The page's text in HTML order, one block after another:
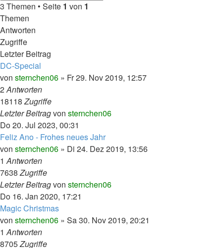
3 Themen • Seite 1 von 1
Themen
Antworten
Zugriffe
Letzter Beitrag
DC-Special
von sternchen06 » Fr 29. Nov 2019, 12:57
2Antworten
18118Zugriffe
Letzter Beitragvon sternchen06
Do 20. Jul 2023, 00:31
Feliz Ano - Frohes neues Jahr
von sternchen06 » Di 24. Dez 2019, 13:56
1Antworten
7638Zugriffe
Letzter Beitragvon sternchen06
Do 16. Jan 2020, 17:21
Magic Christmas
von sternchen06 » Sa 30. Nov 2019, 20:21
1Antworten
8705Zugriffe